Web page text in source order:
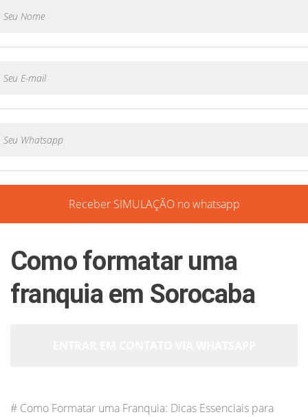
Receber SIMULAÇÃO no whatsapp
Como formatar uma
franquia em Sorocaba
# Como Formatar uma Franquia: Dicas Essenciais para